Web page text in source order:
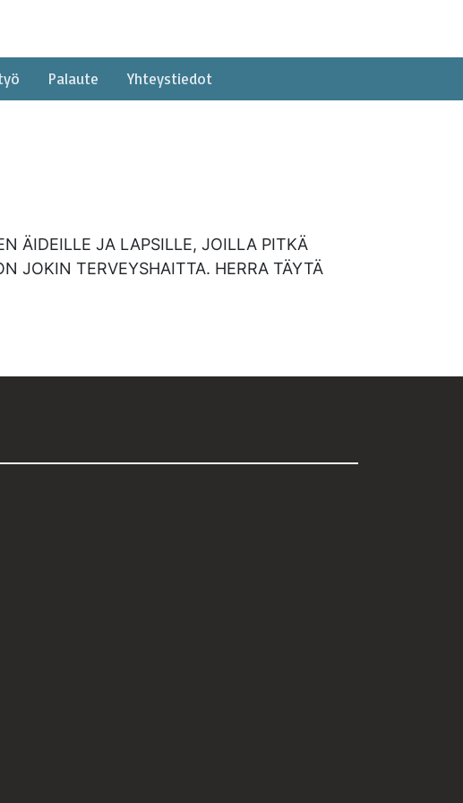
Palaute Yhteystiedot
ÄIDEILLE JA LAPSILLE, JOILLA PITKÄ
JOKIN TERVEYSHAITTA. HERRA TÄYTÄ